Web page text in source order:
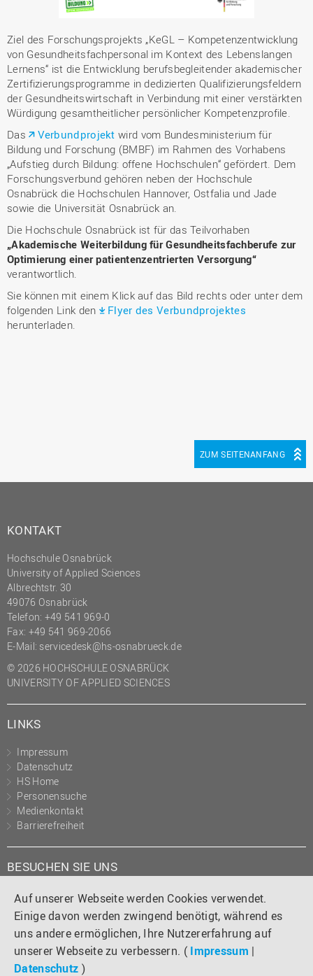
Auf unserer Webseite werden Cookies verwendet.
Einige davon werden zwingend benötigt, während es
uns andere ermöglichen, Ihre Nutzererfahrung auf
unserer Webseite zu verbessern. ( Impressum |
Datenschutz )
Ziel des Forschungsprojekts „KeGL – Kompetenzentwicklung
von Gesundheitsfachpersonal im Kontext des Lebenslangen
Lernens“ ist die Entwicklung berufsbegleitender akademischer
Zertifizierungsprogramme in dedizierten Qualifizierungsfeldern
der Gesundheitswirtschaft in Verbindung mit einer verstärkten
Würdigung gesamtheitlicher persönlicher Kompetenzprofile.
Das
Verbundprojekt wird vom Bundesministerium für
Bildung und Forschung (BMBF) im Rahmen des Vorhabens
„Aufstieg durch Bildung: offene Hochschulen“ gefördert. Dem
Forschungsverbund gehören neben der Hochschule
Osnabrück die Hochschulen Hannover, Ostfalia und Jade
sowie die Universität Osnabrück an.
Die Hochschule Osnabrück ist für das Teilvorhaben
„Akademische Weiterbildung für Gesundheitsfachberufe zur
Optimierung einer patientenzentrierten Versorgung“
verantwortlich.
Sie können mit einem Klick auf das Bild rechts oder unter dem
folgenden Link den
Flyer des Verbundprojektes
herunterladen.
ZUM SEITENANFANG
KONTAKT
Hochschule Osnabrück
University of Applied Sciences
Albrechtstr. 30
49076 Osnabrück
Telefon: +49 541 969-0
Fax: +49 541 969-2066
E-Mail: servicedesk@hs-osnabrueck.de
© 2026 HOCHSCHULE OSNABRÜCK
UNIVERSITY OF APPLIED SCIENCES
LINKS
Impressum
Datenschutz
HS Home
Personensuche
Medienkontakt
Barrierefreiheit
BESUCHEN SIE UNS
Instagram
TiktokLinkedIn
YouTube
Facebook